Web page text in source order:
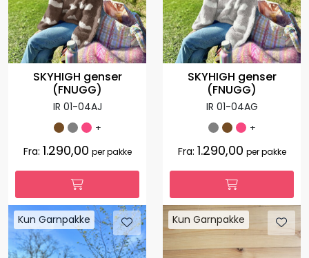
SKYHIGH genser
(FNUGG)
IR 01-04AJ
+
Fra: 1.290,00 per pakke
SKYHIGH genser
(FNUGG)
IR 01-04AG
+
Fra: 1.290,00 per pakke
Kun Garnpakke Kun Garnpakke